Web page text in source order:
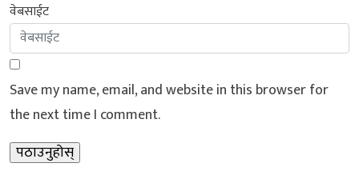
वेबसाईट
Save my name, email, and website in this browser for
the next time I comment.